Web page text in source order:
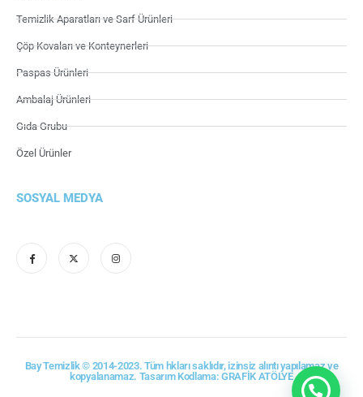
Temizlik Aparatları ve Sarf Ürünleri
Çöp Kovaları ve Konteynerleri
Paspas Ürünleri
Ambalaj Ürünleri
Gıda Grubu
Özel Ürünler
SOSYAL MEDYA
Bay Temizlik © 2014-2023. Tüm hkları saklıdır, izinsiz alıntı yapılamaz ve
kopyalanamaz. Tasarım Kodlama: GRAFİK ATÖLYE